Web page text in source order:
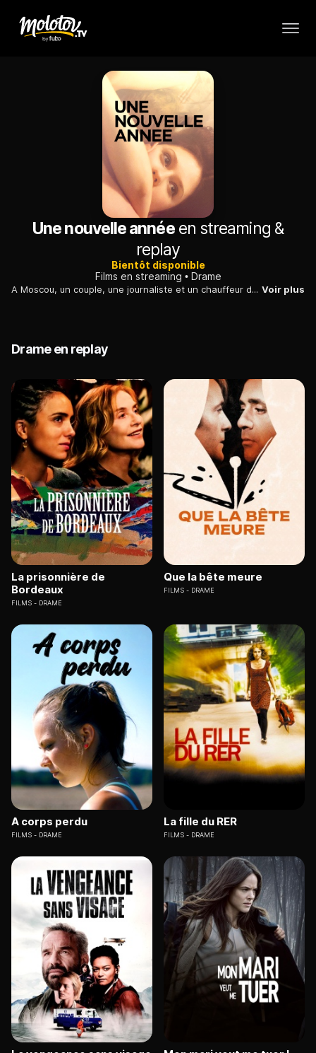
Une nouvelle annéeen streaming &
replay
Bientôt disponible
Films en streaming
Drame
A Moscou, un couple, une journaliste et un chauffeur de taxi, connaît des hauts et des bas, alors que chacun évolue dans des milieux très différents. Voir plus
Drame en replay
La prisonnière de
Bordeaux
FILMS DRAME
Que la bête meure
FILMS DRAME
A corps perdu
FILMS DRAME
La fille du RER
FILMS DRAME